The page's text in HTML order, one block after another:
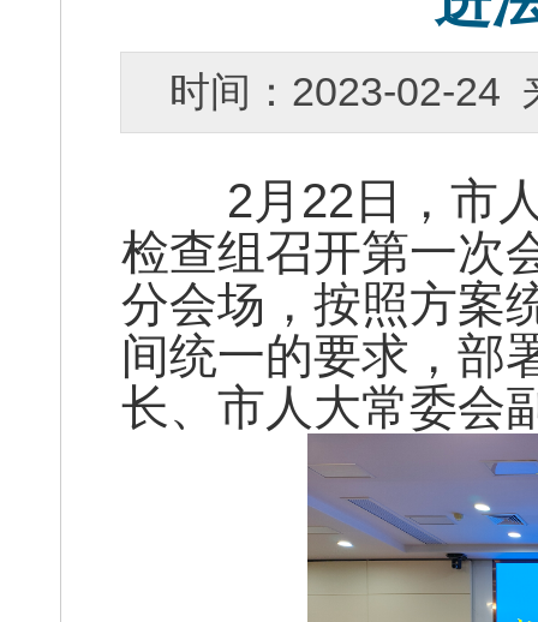
时间：2023-02-
2月22日，市人
检查组召开第一次
分会场，按照方案
间统一的要求，部
长、市人大常委会